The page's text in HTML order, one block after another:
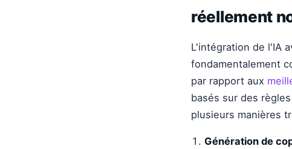
réellement
L'intégration de l'IA
fondamentalement
par rapport aux
basés sur des
plusieurs manières
Génération de